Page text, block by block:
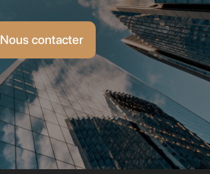
Nous contacter